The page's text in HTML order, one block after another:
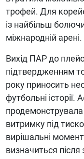
трофей. Для
із найбільш
міжнародній арені.
Вихід ПАР до
підтвердженням
року приносить
футбольні
продемонструвала
витримку під
вирішальні
визначиться